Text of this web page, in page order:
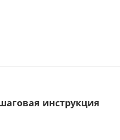
инструкция